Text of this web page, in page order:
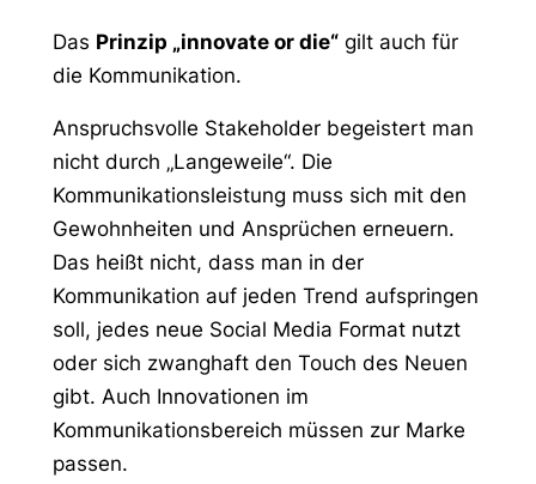
Das Prinzip „innovate or die“gilt auch für
die Kommunikation.
Anspruchsvolle Stakeholder begeistert man
nicht durch „Langeweile“. Die
Kommunikationsleistung muss sich mit den
Gewohnheiten und Ansprüchen erneuern.
Das heißt nicht, dass man in der
Kommunikation auf jeden Trend aufspringen
soll, jedes neue Social Media Format nutzt
oder sich zwanghaft den Touch des Neuen
gibt. Auch Innovationen im
Kommunikationsbereich müssen zur Marke
passen.